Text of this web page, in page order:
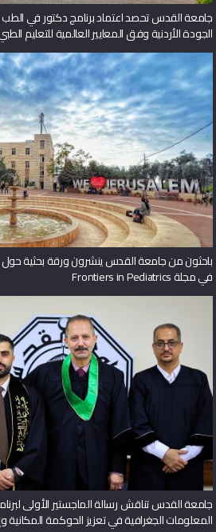
جامعة القدس تحصد اعتماد برنامج دكتور في
الجودة الأردنية وفق المعايير العالمية للتعليم
باحثون من جامعة القدس ينشرون ورقة بحثية حول
في مجلة Frontiers in Pediatrics
جامعة القدس تناقش رسالة الماجستير الأولى
المعلومات الجغرافية في تعزيز الحوكمة المكانية